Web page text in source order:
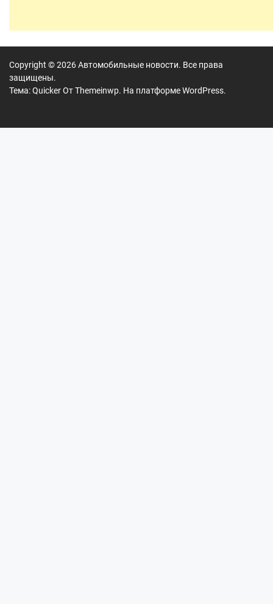
Copyright © 2026Автомобильные новости. Все права
защищены.
Тема: Quicker ОтThemeinwp. На платформеWordPress.